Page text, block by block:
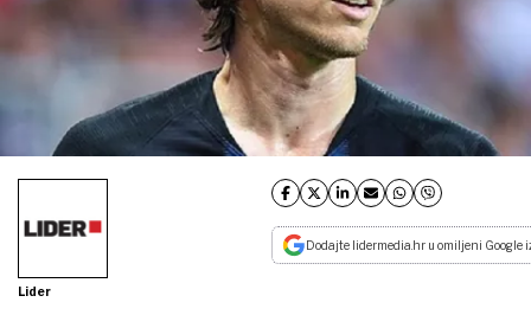
Lider
Dodajte lidermedia.hr u omiljeni Google